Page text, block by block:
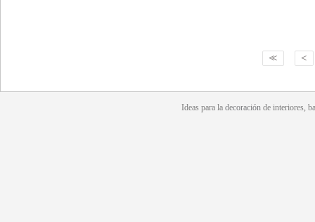
<< <
Ideas para ladecoración de interiores,